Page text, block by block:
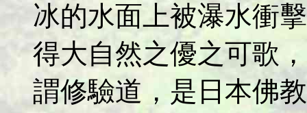
冰的水面上被瀑水衝
得大自然之優之可歌
謂修驗道，是日本佛